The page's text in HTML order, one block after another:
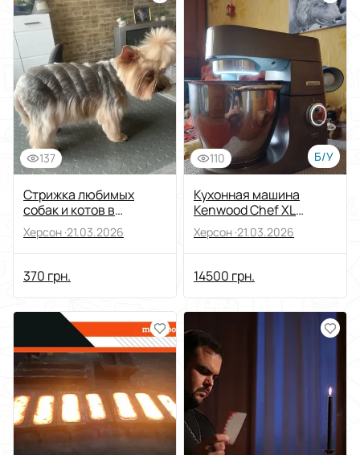
137
Стрижка любимых
собак и котов в
Херсоне
Херсон ·21.03.2026
370 грн.
110 Б/У
Кухонная машина
Kenwood Chef XL
Titanium
Херсон ·21.03.2026
14500 грн.